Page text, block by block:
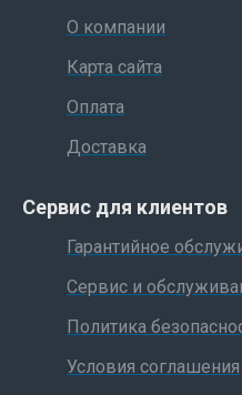
О компании
Карта сайта
Оплата
Доставка
Сервис для клиентов
Гарантийное
Сервис и
Политика
Условия соглашения